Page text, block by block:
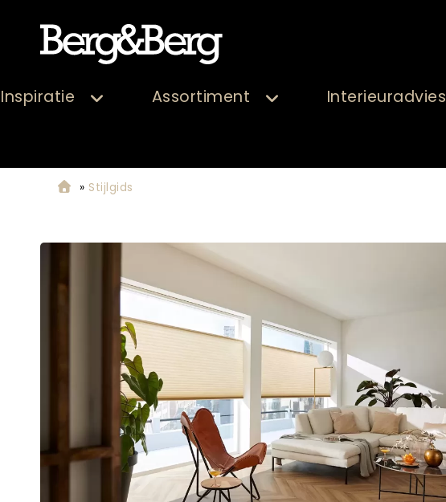
Inspiratie Assortiment Interieuradvies
» Stijlgids